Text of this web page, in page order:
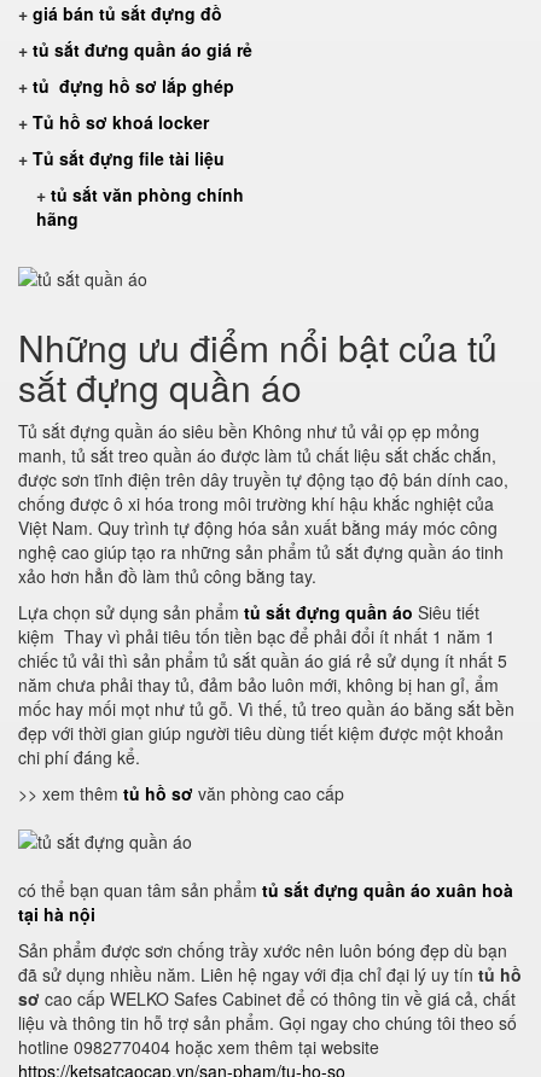
+ giá bán tủ sắt đựng đồ
+ tủ sắt đưng quần áo giá rẻ
+ tủ đựng hồ sơ lắp ghép
+ Tủ hồ sơ khoá locker
+ Tủ sắt đựng file tài liệu
+ tủ sắt văn phòng chính
hãng
Những ưu điểm nổi bật của tủ
sắt đựng quần áo
Tủ sắt đựng quần áo siêu bền Không như tủ vải ọp ẹp mỏng
manh, tủ sắt treo quần áo được làm tủ chất liệu sắt chắc chắn,
được sơn tĩnh điện trên dây truyền tự động tạo độ bán dính cao,
chống được ô xi hóa trong môi trường khí hậu khắc nghiệt của
Việt Nam. Quy trình tự động hóa sản xuất bằng máy móc công
nghệ cao giúp tạo ra những sản phẩm tủ sắt đựng quần áo tinh
xảo hơn hẳn đồ làm thủ công bằng tay.
Lựa chọn sử dụng sản phẩm tủ sắt đựng quần áo Siêu tiết
kiệm Thay vì phải tiêu tốn tiền bạc để phải đổi ít nhất 1 năm 1
chiếc tủ vải thì sản phẩm tủ sắt quần áo giá rẻ sử dụng ít nhất 5
năm chưa phải thay tủ, đảm bảo luôn mới, không bị han gỉ, ẩm
mốc hay mối mọt như tủ gỗ. Vì thế, tủ treo quần áo băng sắt bền
đẹp với thời gian giúp người tiêu dùng tiết kiệm được một khoản
chi phí đáng kể.
>> xem thêm tủ hồ sơ văn phòng cao cấp
có thể bạn quan tâm sản phẩm tủ sắt đựng quần áo xuân hoà
tại hà nội
Sản phẩm được sơn chống trầy xước nên luôn bóng đẹp dù bạn
đã sử dụng nhiều năm. Liên hệ ngay với địa chỉ đại lý uy tín tủ hồ
sơ cao cấp WELKO Safes Cabinet để có thông tin về giá cả, chất
liệu và thông tin hỗ trợ sản phẩm. Gọi ngay cho chúng tôi theo số
hotline 0982770404 hoặc xem thêm tại website
https://ketsatcaocap.vn/san-pham/tu-ho-so